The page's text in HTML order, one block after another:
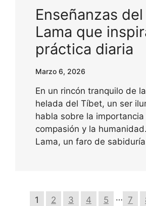
Enseñanzas del
Lama que
práctica diaria
Marzo 6, 2026
En un rincón tranquilo de
helada del Tíbet, un ser
habla sobre la importancia
compasión y la
Lama, un faro de
1 2 3 4 5 … 7